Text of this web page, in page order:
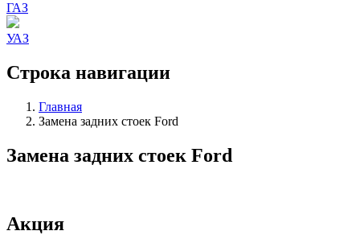
ГАЗ
УАЗ
Строка навигации
Главная
Замена задних стоек Ford
Замена задних стоек Ford
Акция